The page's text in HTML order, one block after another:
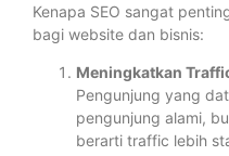
Kenapa SEO sangat
bagi website dan bisnis:
Meningkatkan
Pengunjung yang
pengunjung alami,
berarti traffic lebih